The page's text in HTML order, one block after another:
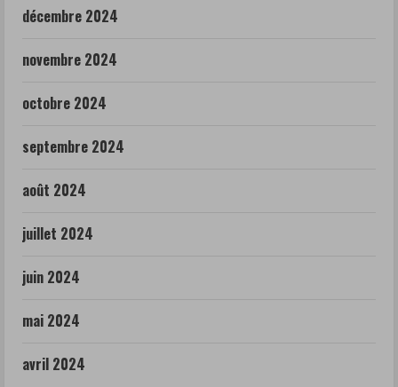
décembre 2024
novembre 2024
octobre 2024
septembre 2024
août 2024
juillet 2024
juin 2024
mai 2024
avril 2024